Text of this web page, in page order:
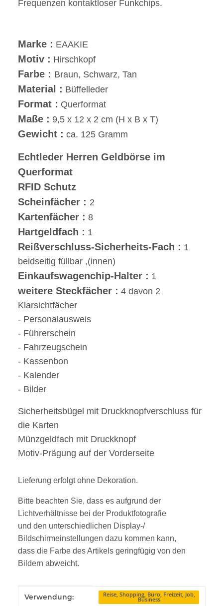
Frequenzen kontaktloser Funkchips.
Marke : EAAKIE
Motiv : Hirschkopf
Farbe : Braun, Schwarz, Tan
Material : Büffelleder
Format : Querformat
Maße : 9,5 x 12 x 2 cm (H x B x T)
Gewicht : ca. 125 Gramm
Echtleder Herren Geldbörse im
Querformat
RFID Schutz
Scheinfächer : 2
Kartenfächer : 8
Hartgeldfach : 1
Reißverschluss-Sicherheits-Fach : 1
beidseitig füllbar ,(innen)
Einkaufswagenchip-Halter : 1
weitere Steckfächer : 4 davon 2
Klarsichtfächer
- Personalausweis
- Führerschein
- Fahrzeugschein
- Kassenbon
- Kalender
- Bilder
Sicherheitsbügel mit Druckknopfverschluss für
die Karten
Münzgeldfach mit Druckknopf
Motiv-Prägung auf der Vorderseite
Lieferung erfolgt ohne Dekoration.
Bitte beachten Sie, dass es aufgrund der
Lichtverhältnisse bei der Produktfotografie
und den unterschiedlichen Display-/
Bildschirmeinstellungen dazu kommen kann,
dass die Farbe des Artikels geringfügig von den
Bildern abweicht.
Produkteigenschaft
Wert
Verwendung: Reise, Shopping, Büro, Freizeit, Job,
Business